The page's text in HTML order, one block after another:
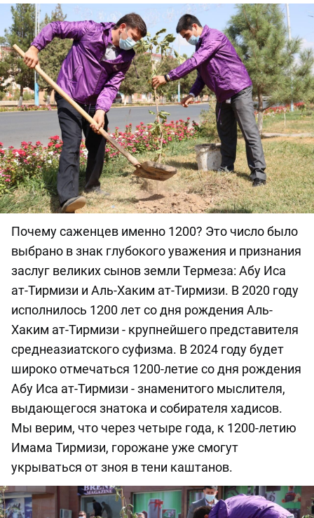
Почему саженцев именно 1200? Это число было
выбрано в знак глубокого уважения и признания
заслуг великих сынов земли Термеза: Абу Иса
ат-Тирмизи и Аль-Хаким ат-Тирмизи. В 2020 году
исполнилось 1200 лет со дня рождения Аль-
Хаким ат-Тирмизи - крупнейшего представителя
среднеазиатского суфизма. В 2024 году будет
широко отмечаться 1200-летие со дня рождения
Абу Иса ат-Тирмизи - знаменитого мыслителя,
выдающегося знатока и собирателя хадисов.
Мы верим, что через четыре года, к 1200-летию
Имама Тирмизи, горожане уже смогут
укрываться от зноя в тени каштанов.